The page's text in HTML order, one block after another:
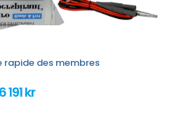
rapide des membres
6 191 kr